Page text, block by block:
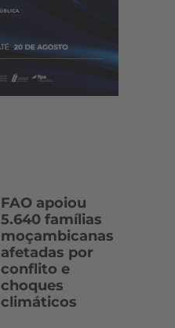
FAO apoiou
5.640 famílias
moçambicanas
afetadas por
conflito e
choques
climáticos